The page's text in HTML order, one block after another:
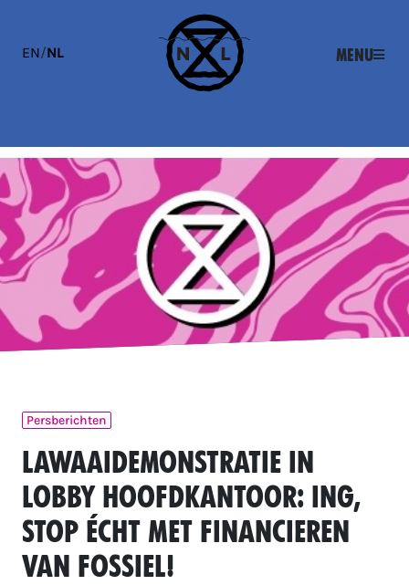
EN/NL Menu
Persberichten
Lawaaidemonstratie in
lobby hoofdkantoor: ING,
stop écht met financieren
van fossiel!